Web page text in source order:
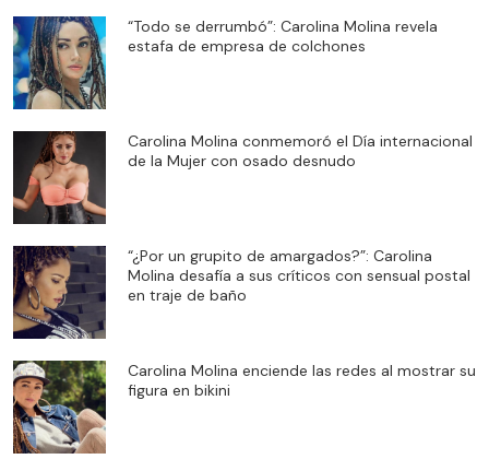
“Todo se derrumbó”: Carolina Molina revela
estafa de empresa de colchones
Carolina Molina conmemoró el Día internacional
de la Mujer con osado desnudo
“¿Por un grupito de amargados?”: Carolina
Molina desafía a sus críticos con sensual postal
en traje de baño
Carolina Molina enciende las redes al mostrar su
figura en bikini